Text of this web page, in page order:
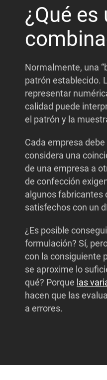
¿Qué es
Normalmente, una
patrón establecido.
representar
calidad puede
el patrón y la
Cada empresa
considera una
de una empresa a
de confección
algunos fabricantes
satisfechos con un
¿Es posible
formulación? Sí,
con la consiguiente
se aproxime lo
qué? Porque las
hacen que las
a errores.